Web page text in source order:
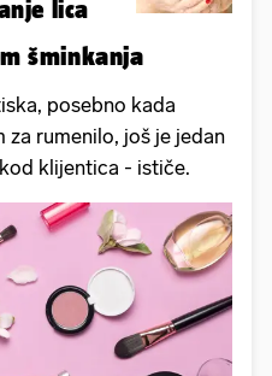
lica
šminkanja
posebno kada
rumenilo, još je jedan
klijentica - ističe.